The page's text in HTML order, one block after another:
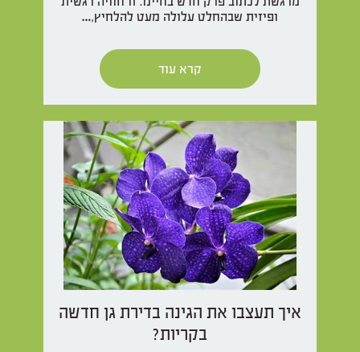
ופיזית שבהחלט עלולה מעט להלחיץ,…
קרא עוד
איך תעצבו את הגינה בדירת גן חדשה
בקריות?